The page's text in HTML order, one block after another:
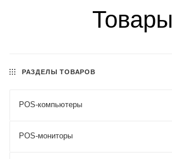
Товары
РАЗДЕЛЫ ТОВАРОВ
POS-компьютеры
POS-мониторы